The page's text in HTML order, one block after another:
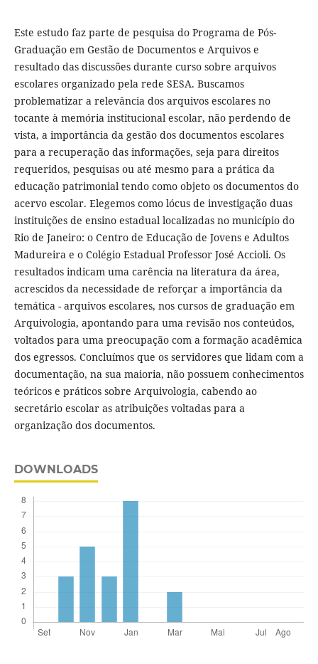
Este estudo faz parte de pesquisa do Programa de Pós-
Graduação em Gestão de Documentos e Arquivos e
resultado das discussões durante curso sobre arquivos
escolares organizado pela rede SESA. Buscamos
problematizar a relevância dos arquivos escolares no
tocante à memória institucional escolar, não perdendo de
vista, a importância da gestão dos documentos escolares
para a recuperação das informações, seja para direitos
requeridos, pesquisas ou até mesmo para a prática da
educação patrimonial tendo como objeto os documentos do
acervo escolar. Elegemos como lócus de investigação duas
instituições de ensino estadual localizadas no município do
Rio de Janeiro: o Centro de Educação de Jovens e Adultos
Madureira e o Colégio Estadual Professor José Accioli. Os
resultados indicam uma carência na literatura da área,
acrescidos da necessidade de reforçar a importância da
temática - arquivos escolares, nos cursos de graduação em
Arquivologia, apontando para uma revisão nos conteúdos,
voltados para uma preocupação com a formação acadêmica
dos egressos. Concluímos que os servidores que lidam com a
documentação, na sua maioria, não possuem conhecimentos
teóricos e práticos sobre Arquivologia, cabendo ao
secretário escolar as atribuições voltadas para a
organização dos documentos.
DOWNLOADS